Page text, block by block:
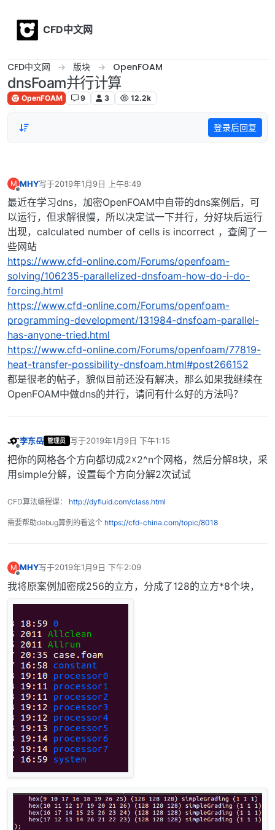
CFD中文网
CFD中文网 版块 OpenFOAM
dnsFoam并行计算
OpenFOAM 9 3 12.2k
登录后回复
M
离线
MHY写于2019年1月9日 上午8:49
最后由 编辑
最近在学习dns，加密OpenFOAM中自带的dns案例后，可
以运行，但求解很慢，所以决定试一下并行，分好块后运行
出现，calculated number of cells is incorrect ，查阅了一
些网站
https://www.cfd-online.com/Forums/openfoam-
solving/106235-parallelized-dnsfoam-how-do-i-do-
forcing.html
https://www.cfd-online.com/Forums/openfoam-
programming-development/131984-dnsfoam-parallel-
has-anyone-tried.html
https://www.cfd-online.com/Forums/openfoam/77819-
heat-transfer-possibility-dnsfoam.html#post266152
都是很老的帖子，貌似目前还没有解决，那么如果我继续在
OpenFOAM中做dns的并行，请问有什么好的方法吗？
李东岳 管理员 写于2019年1月9日 下午1:15
最后由 编辑
把你的网格各个方向都切成2☓2^n个网格，然后分解8块，采
用simple分解，设置每个方向分解2次试试
CFD算法编程课： http://dyfluid.com/class.html
需要帮助debug算例的看这个 https://cfd-china.com/topic/8018
M MHY写于2019年1月9日 下午2:09
最后由 编辑
我将原案例加密成256的立方，分成了128的立方*8个块，